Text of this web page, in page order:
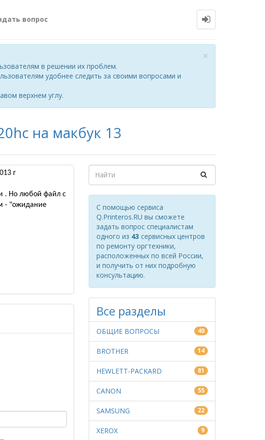
вопрос
×
в решении их проблем.
удобнее следить за своими вопросами и
верхнем углу.
на макбук 13
г
. Но любой файл с
- "ожидание
С помощью сервиса
Q.Printeros.RU вы сможете
задать вопрос специалистам
одного из 43 сервисных центров
по ремонту оргтехники,
расположенных по всей России,
и получить от них подробную
консультацию.
Все разделы
ОБЩИЕ ВОПРОСЫ 40
BROTHER 14
HEWLETT-PACKARD 81
CANON 55
SAMSUNG 22
XEROX 9